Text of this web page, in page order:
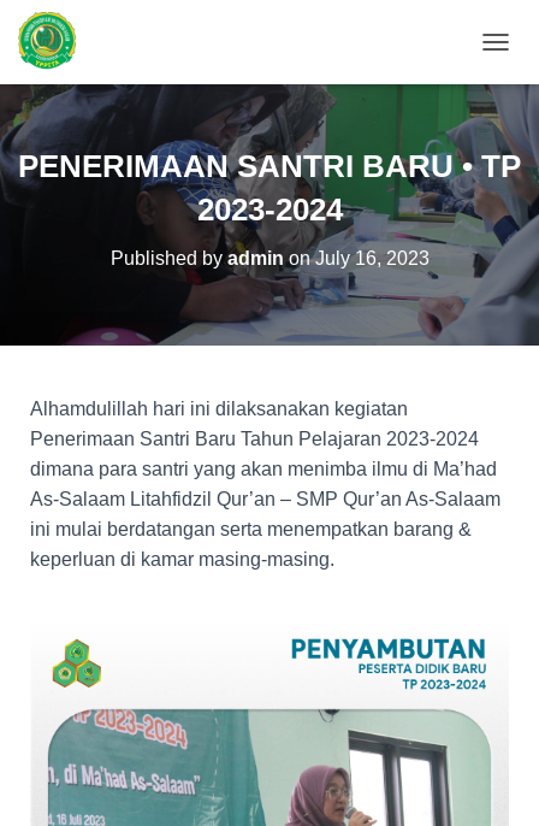
O
G
G
L
E
N
A
V
PENERIMAAN SANTRI BARU • TP
2023-2024
Published byadminonJuly 16, 2023
Alhamdulillah hari ini dilaksanakan kegiatan
Penerimaan Santri Baru Tahun Pelajaran 2023-2024
dimana para santri yang akan menimba ilmu di Ma’had
As-Salaam Litahfidzil Qur’an – SMP Qur’an As-Salaam
ini mulai berdatangan serta menempatkan barang &
keperluan di kamar masing-masing.